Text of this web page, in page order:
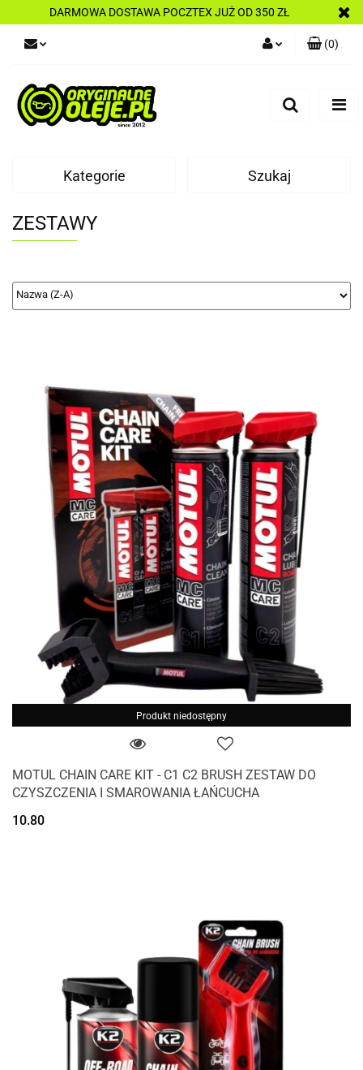
DARMOWA DOSTAWA POCZTEX JUŻ OD 350 ZŁ
(0)
Kategorie Szukaj
ZESTAWY
Produkt niedostępny
MOTUL CHAIN CARE KIT - C1 C2 BRUSH ZESTAW DO
CZYSZCZENIA I SMAROWANIA ŁAŃCUCHA
10.80